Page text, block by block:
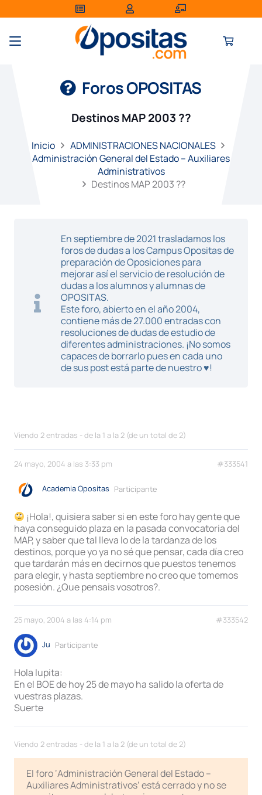
Foros OPOSITAS
Destinos MAP 2003 ??
Inicio
ADMINISTRACIONES NACIONALES
Administración General del Estado – Auxiliares
Administrativos
Destinos MAP 2003 ??
En septiembre de 2021 trasladamos los
foros de dudas a los Campus Opositas de
preparación de Oposiciones para
mejorar así el servicio de resolución de
dudas a los alumnos y alumnas de
OPOSITAS.
Este foro, abierto en el año 2004,
contiene más de 27.000 entradas con
resoluciones de dudas de estudio de
diferentes administraciones. ¡No somos
capaces de borrarlo pues en cada uno
de sus post está parte de nuestro ♥!
Viendo 2 entradas - de la 1 a la 2 (de un total de 2)
24 mayo, 2004 a las 3:33 pm #333541
Academia Opositas Participante
¡Hola!, quisiera saber si en este foro hay gente que
haya conseguido plaza en la pasada convocatoria del
MAP, y saber que tal lleva lo de la tardanza de los
destinos, porque yo ya no sé que pensar, cada día creo
que tardarán más en decirnos que puestos tenemos
para elegir, y hasta septiembre no creo que tomemos
posesión. ¿Que pensais vosotros?.
25 mayo, 2004 a las 4:14 pm #333542
Ju Participante
Hola lupita:
En el BOE de hoy 25 de mayo ha salido la oferta de
vuestras plazas.
Suerte
Viendo 2 entradas - de la 1 a la 2 (de un total de 2)
El foro ‘Administración General del Estado –
Auxiliares Administrativos’ está cerrado y no se